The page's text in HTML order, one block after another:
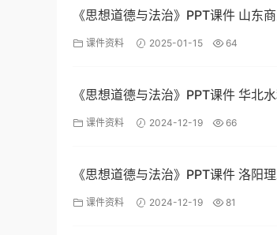
《思想道德与法治》PPT课件 山东
喜 课件资料 2025-01-15 64
《思想道德与法治》PPT课件 华北
课件资料 2024-12-19 66
《思想道德与法治》PPT课件 洛阳
课件资料 2024-12-19 81